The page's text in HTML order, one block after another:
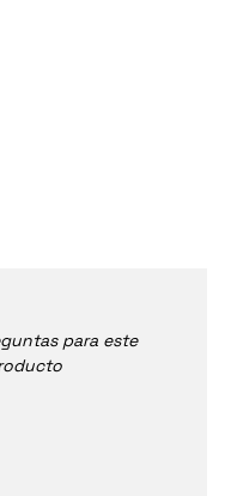
para este